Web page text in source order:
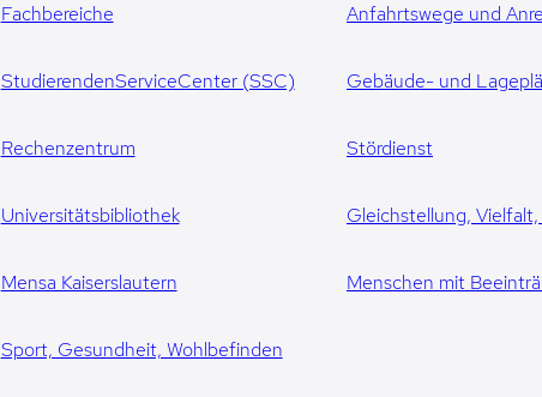
Fachbereiche
StudierendenServiceCenter (SSC)
Rechenzentrum
Universitätsbibliothek
Mensa Kaiserslautern
Sport, Gesundheit, Wohlbefinden
Anfahrtswege und
Gebäude- und
Stördienst
Gleichstellung, Vielfalt,
Menschen mit